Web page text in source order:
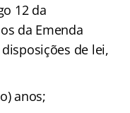
12 da
da Emenda
de lei,
anos;